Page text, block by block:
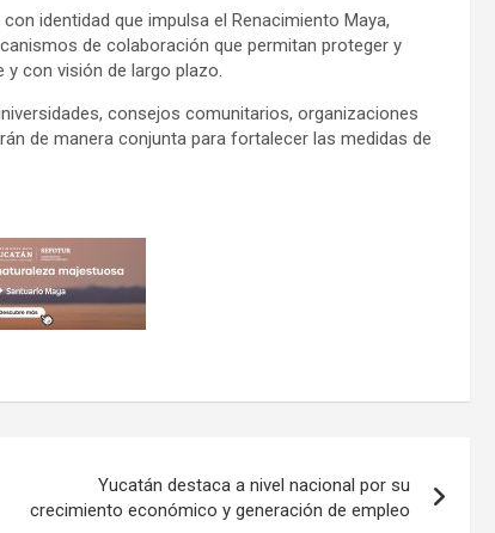
identidad que impulsa el Renacimiento Maya,
de colaboración que permitan proteger y
con visión de largo plazo.
consejos comunitarios, organizaciones
de manera conjunta para fortalecer las medidas de
Yucatán destaca a nivel nacional por su
crecimiento económico y generación de empleo